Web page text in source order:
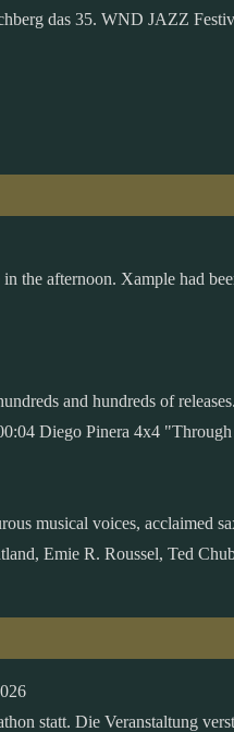
das 35. WND JAZZ
afternoon. Xample had
and hundreds of
Diego Pinera 4x4
musical voices, acclaimed
Emie R. Roussel, Ted
statt. Die Veranstaltung